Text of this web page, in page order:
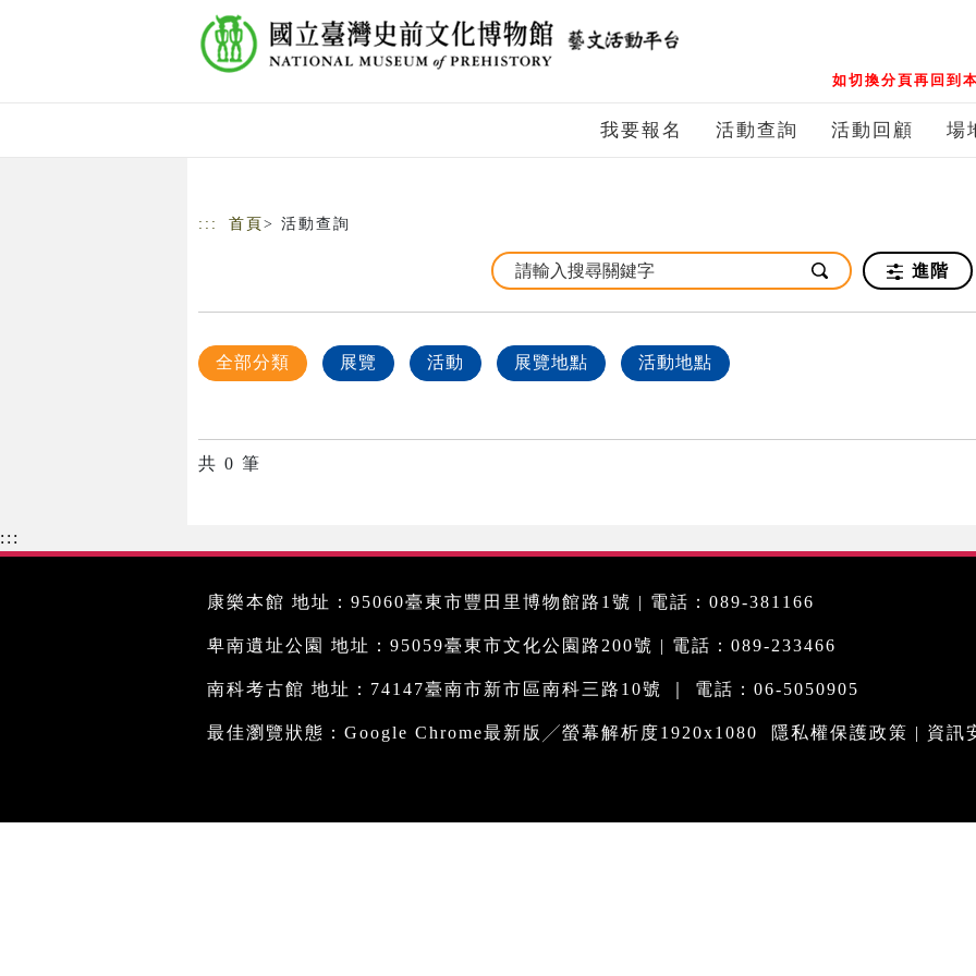
如切換分頁再回到
我要報名 活動查詢 活動回顧 場
::: 首頁 > 活動查詢
進階
全部分類 展覽 活動 展覽地點 活動地點
共 0 筆
:::
康樂本館 地址：95060臺東市豐田里博物館路1號 | 電話：089-381166
卑南遺址公園 地址：95059臺東市文化公園路200號 | 電話：089-233466
南科考古館 地址：74147臺南市新市區南科三路10號 ｜ 電話：06-5050905
最佳瀏覽狀態：Google Chrome最新版╱螢幕解析度1920x1080 隱私權保護政策 | 資訊